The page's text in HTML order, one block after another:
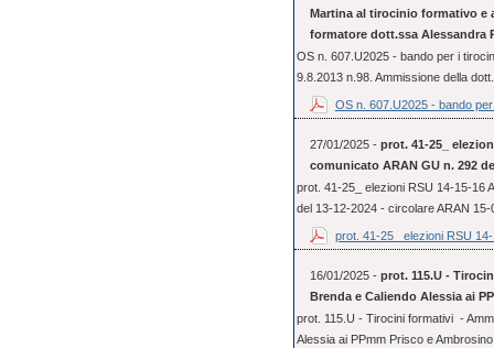
Martina al tirocinio formativo e
formatore dott.ssa Alessandra
OS n. 607.U2025 - bando per i
9.8.2013 n.98. Ammissione della
OS n. 607.U2025 - bando
27/01/2025 - prot. 41-25_
comunicato ARAN GU n. 292
prot. 41-25_ elezioni RSU 14-15-16
del 13-12-2024 - circolare ARAN 15-
prot. 41-25_ elezioni RSU
16/01/2025 - prot. 115.U -
Brenda e Caliendo Alessia ai
prot. 115.U - Tirocini formativi -
Alessia ai PPmm Prisco e Ambrosino